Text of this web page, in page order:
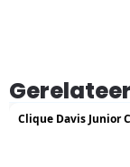
Clique Davis Junior